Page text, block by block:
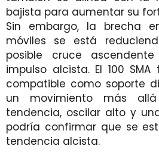
bajista para aumentar su
Sin embargo, la brecha
móviles se está
posible cruce
impulso alcista. El 100
compatible como soporte
un movimiento más
tendencia, oscilar alto y
podría confirmar que se
tendencia alcista.